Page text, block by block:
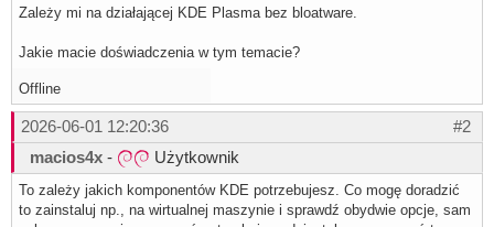
Zależy mi na działającej KDE Plasma bez bloatware.
Jakie macie doświadczenia w tym temacie?
Offline
#2
2026-06-01 12:20:36
macios4x - Użytkownik
To zależy jakich komponentów KDE potrzebujesz. Co mogę doradzić
to zainstaluj np., na wirtualnej maszynie i sprawdź obydwie opcje, sam